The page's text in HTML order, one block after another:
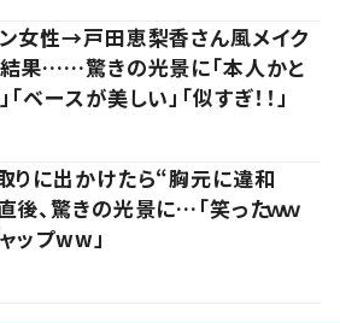
女性→戸田恵梨香さん風メイク
果……驚きの光景に「本人かと
「ベースが美しい」「似すぎ！！」
りに出かけたら“胸元に違和
、驚きの光景に…「笑ったｗｗ
ャップww」